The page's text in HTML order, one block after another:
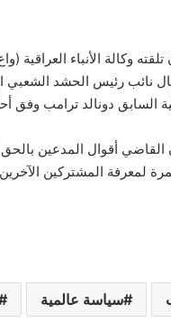
وكالة الأنباء
نائب رئيس الحشد
وفق أحكام المادة 406 من قانون العقوبات
القاضي أقوال المدعين
لمعرفة المشتركين الآخرين
سياسة عالمية